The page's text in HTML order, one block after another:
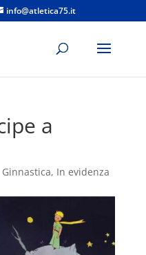
info@atletica75.it
a
Ginnastica, In evidenza